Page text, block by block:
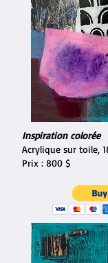
Inspiration colorée
Acrylique sur toile,
Prix : 800 $